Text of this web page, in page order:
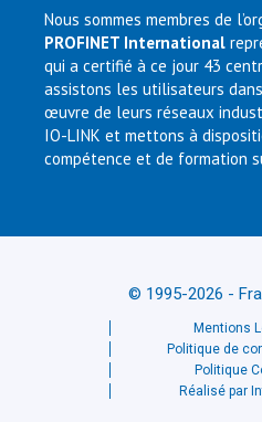
Nous sommes membres de
PROFINET International
qui a certifié à ce jour 43
assistons les utilisateurs
œuvre de leurs réseaux
IO-LINK et mettons à
compétence et de formation
© 1995-2026 -
Mentions
Politique de
Politique
Réalisé par